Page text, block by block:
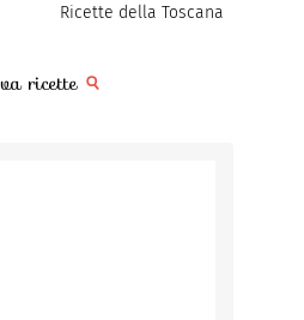
Ricette della Toscana
ricette